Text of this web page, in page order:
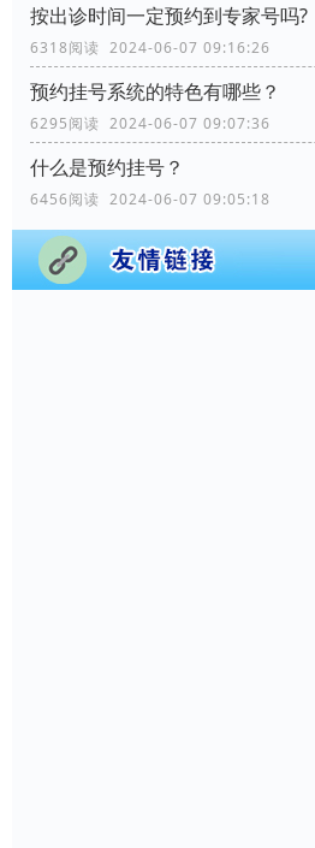
按出诊时间一定预约到专家号吗?
6318阅读 2024-06-07 09:16:26
预约挂号系统的特色有哪些？
6295阅读 2024-06-07 09:07:36
什么是预约挂号？
6456阅读 2024-06-07 09:05:18